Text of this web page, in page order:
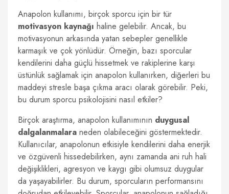
Anapolon kullanımı, birçok sporcu için bir tür
motivasyon kaynağı haline gelebilir. Ancak, bu
motivasyonun arkasında yatan sebepler genellikle
karmaşık ve çok yönlüdür. Örneğin, bazı sporcular
kendilerini daha güçlü hissetmek ve rakiplerine karşı
üstünlük sağlamak için anapolon kullanırken, diğerleri bu
maddeyi stresle başa çıkma aracı olarak görebilir. Peki,
bu durum sporcu psikolojisini nasıl etkiler?
Birçok araştırma, anapolon kullanımının duygusal
dalgalanmalara neden olabileceğini göstermektedir.
Kullanıcılar, anapolonun etkisiyle kendilerini daha enerjik
ve özgüvenli hissedebilirken, aynı zamanda ani ruh hali
değişiklikleri, agresyon ve kaygı gibi olumsuz duygular
da yaşayabilirler. Bu durum, sporcuların performansını